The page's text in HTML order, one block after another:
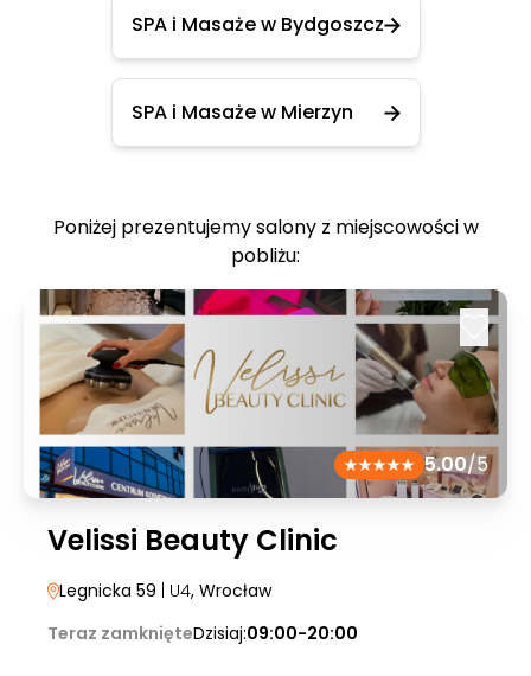
SPA i Masaże w Bydgoszcz
SPA i Masaże w Mierzyn
Poniżej prezentujemy salony z miejscowości w
pobliżu:
5.00/5
Velissi Beauty Clinic
Legnicka 59 | U4, Wrocław
Teraz zamknięteDzisiaj:09:00-20:00